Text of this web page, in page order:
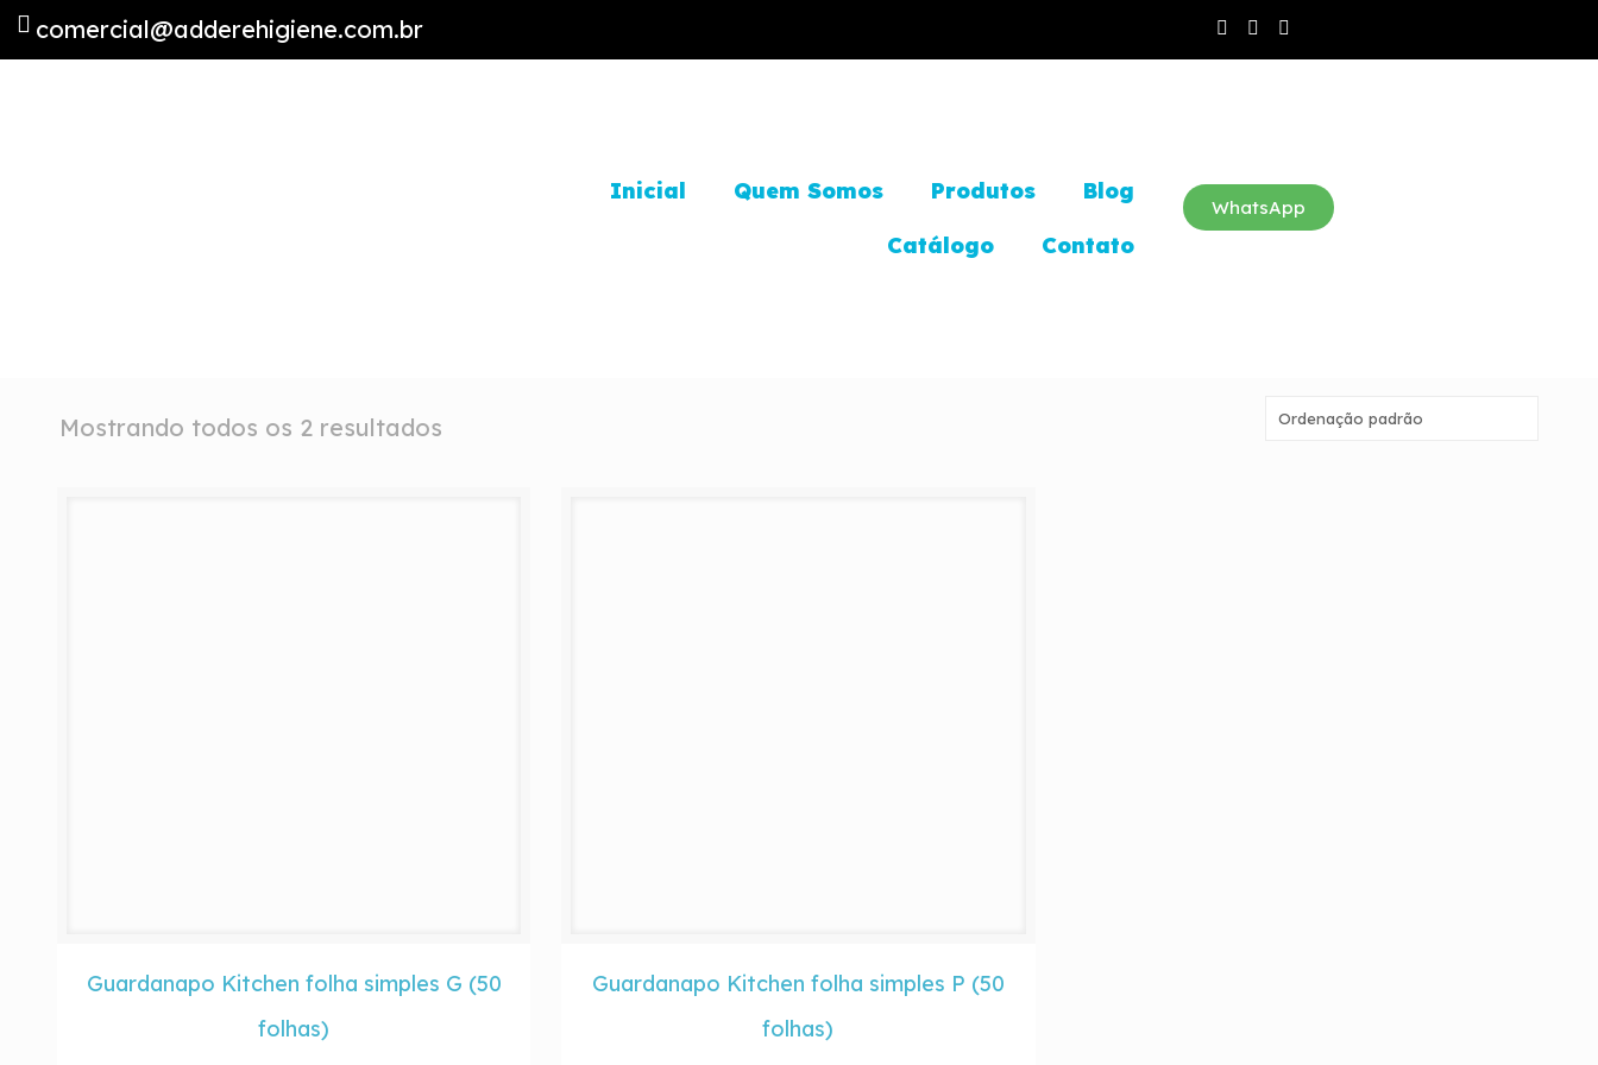
comercial@adderehigiene.com.br
Inicial Quem Somos Produtos
Blog
Catálogo
Contato
WhatsApp
Mostrando todos os 2 resultados
Guardanapo Kitchen folha simples G (50
folhas)
Guardanapo Kitchen folha simples P (50
folhas)